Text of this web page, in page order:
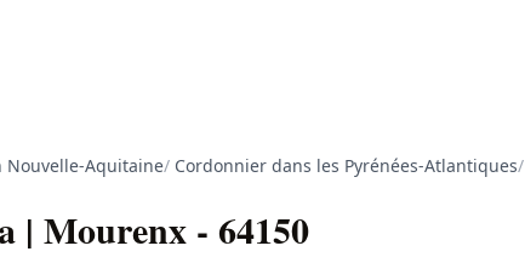
Nouvelle-Aquitaine/ Cordonnier dans les Pyrénées-Atlantiques/
| Mourenx - 64150